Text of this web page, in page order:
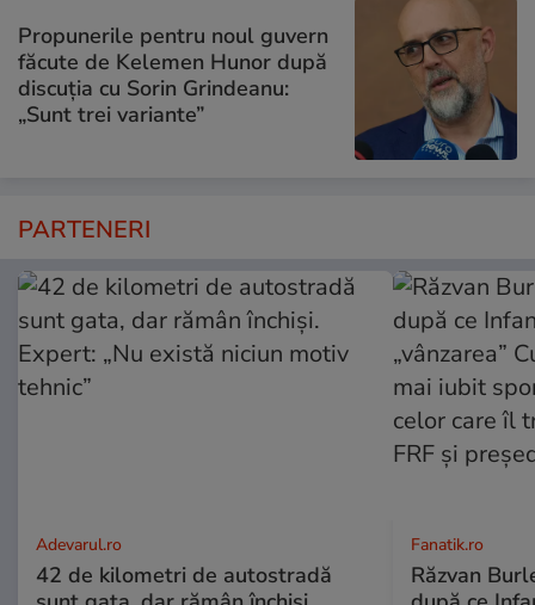
Propunerile pentru noul guvern
făcute de Kelemen Hunor după
discuția cu Sorin Grindeanu:
„Sunt trei variante”
PARTENERI
Adevarul.ro
42 de kilometri de autostradă
Fanatik.ro
Răzvan